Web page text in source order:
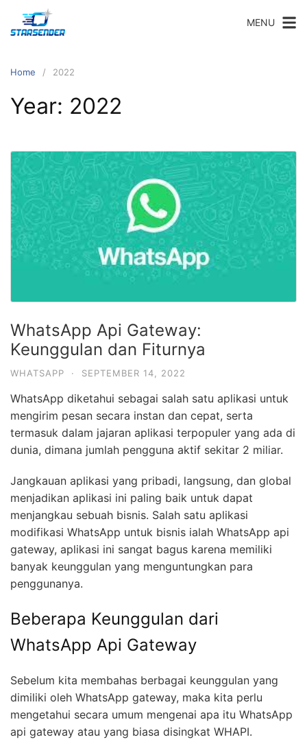
MENU
Home 2022
Year: 2022
WhatsApp Api Gateway:
Keunggulan dan Fiturnya
WHATSAPP · SEPTEMBER 14, 2022
WhatsApp diketahui sebagai salah satu aplikasi untuk
mengirim pesan secara instan dan cepat, serta
termasuk dalam jajaran aplikasi terpopuler yang ada di
dunia, dimana jumlah pengguna aktif sekitar 2 miliar.
Jangkauan aplikasi yang pribadi, langsung, dan global
menjadikan aplikasi ini paling baik untuk dapat
menjangkau sebuah bisnis. Salah satu aplikasi
modifikasi WhatsApp untuk bisnis ialah WhatsApp api
gateway, aplikasi ini sangat bagus karena memiliki
banyak keunggulan yang menguntungkan para
penggunanya.
Beberapa Keunggulan dari
WhatsApp Api Gateway
Sebelum kita membahas berbagai keunggulan yang
dimiliki oleh WhatsApp gateway, maka kita perlu
mengetahui secara umum mengenai apa itu WhatsApp
api gateway atau yang biasa disingkat WHAPI.